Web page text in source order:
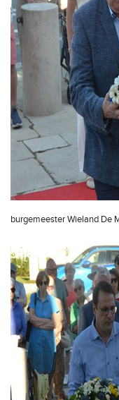
burgemeester Wieland De